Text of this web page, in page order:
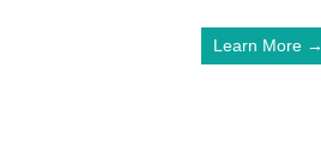
Learn More →